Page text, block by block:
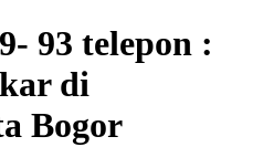
93 telepon :
di
Bogor